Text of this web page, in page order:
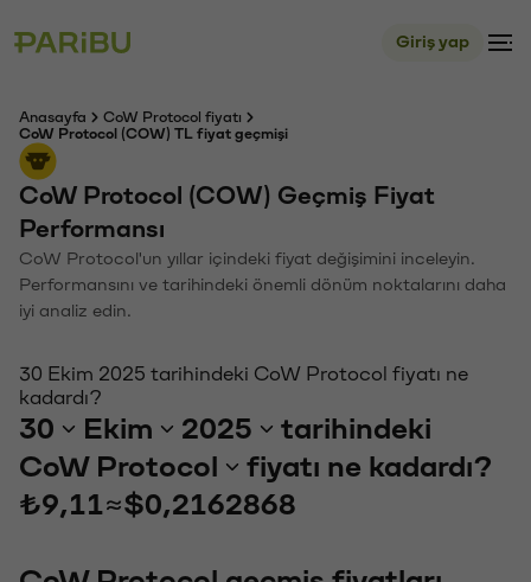
Giriş yap
Anasayfa
CoW Protocol fiyatı
CoW Protocol (COW) TL fiyat geçmişi
CoW Protocol (COW) Geçmiş Fiyat
Performansı
CoW Protocol'un yıllar içindeki fiyat değişimini inceleyin.
Performansını ve tarihindeki önemli dönüm noktalarını daha
iyi analiz edin.
30 Ekim 2025 tarihindeki CoW Protocol fiyatı ne
kadardı?
30 Ekim 2025
tarihindeki
CoW Protocol
fiyatı ne kadardı?
₺9,11≈$0,2162868